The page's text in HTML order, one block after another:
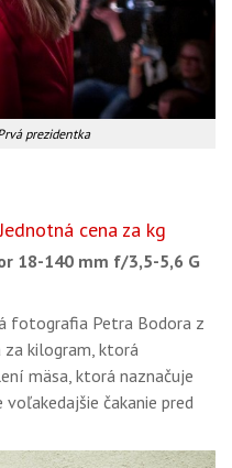
prezidentka
cena za kg
18-140 mm f/3,5-5,6 G
fotografia Petra Bodora z
za kilogram, ktorá
mäsa, ktorá naznačuje
čakanie pred